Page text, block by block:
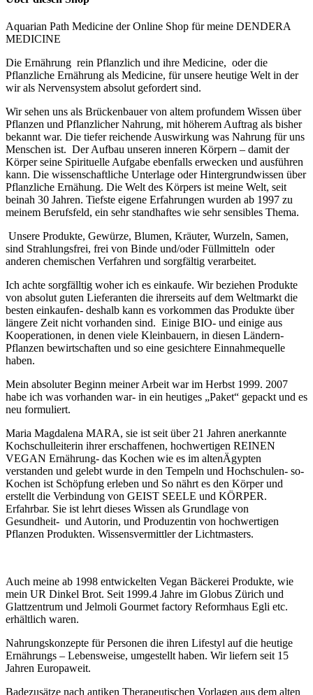
Aquarian Path Medicine der Online Shop für meine DENDERA
MEDICINE
Die Ernährung rein Pflanzlich und ihre Medicine, oder die
Pflanzliche Ernährung als Medicine, für unsere heutige Welt in der
wir als Nervensystem absolut gefordert sind.
Wir sehen uns als Brückenbauer von altem profundem Wissen über
Pflanzen und Pflanzlicher Nahrung, mit höherem Auftrag als bisher
bekannt war. Die tiefer reichende Auswirkung was Nahrung für uns
Menschen ist. Der Aufbau unseren inneren Körpern – damit der
Körper seine Spirituelle Aufgabe ebenfalls erwecken und ausführen
kann. Die wissenschaftliche Unterlage oder Hintergrundwissen über
Pflanzliche Ernähung. Die Welt des Körpers ist meine Welt, seit
beinah 30 Jahren. Tiefste eigene Erfahrungen wurden ab 1997 zu
meinem Berufsfeld, ein sehr standhaftes wie sehr sensibles Thema.
Unsere Produkte, Gewürze, Blumen, Kräuter, Wurzeln, Samen,
sind Strahlungsfrei, frei von Binde und/oder Füllmitteln oder
anderen chemischen Verfahren und sorgfältig verarbeitet.
Ich achte sorgfälltig woher ich es einkaufe. Wir beziehen Produkte
von absolut guten Lieferanten die ihrerseits auf dem Weltmarkt die
besten einkaufen- deshalb kann es vorkommen das Produkte über
längere Zeit nicht vorhanden sind. Einige BIO- und einige aus
Kooperationen, in denen viele Kleinbauern, in diesen Ländern-
Pflanzen bewirtschaften und so eine gesichtere Einnahmequelle
haben.
Mein absoluter Beginn meiner Arbeit war im Herbst 1999. 2007
habe ich was vorhanden war- in ein heutiges „Paket“ gepackt und es
neu formuliert.
Maria Magdalena MARA, sie ist seit über 21 Jahren anerkannte
Kochschulleiterin ihrer erschaffenen, hochwertigen REINEN
VEGAN Ernährung- das Kochen wie es im altenÄgypten
verstanden und gelebt wurde in den Tempeln und Hochschulen- so-
Kochen ist Schöpfung erleben und So nährt es den Körper und
erstellt die Verbindung von GEIST SEELE und KÖRPER.
Erfahrbar. Sie ist lehrt dieses Wissen als Grundlage von
Gesundheit- und Autorin, und Produzentin von hochwertigen
Pflanzen Produkten. Wissensvermittler der Lichtmasters.
Auch meine ab 1998 entwickelten Vegan Bäckerei Produkte, wie
mein UR Dinkel Brot. Seit 1999.4 Jahre im Globus Zürich und
Glattzentrum und Jelmoli Gourmet factory Reformhaus Egli etc.
erhältlich waren.
Nahrungskonzepte für Personen die ihren Lifestyl auf die heutige
Ernährungs – Lebensweise, umgestellt haben. Wir liefern seit 15
Jahren Europaweit.
Badezusätze nach antiken Therapeutischen Vorlagen aus dem alten